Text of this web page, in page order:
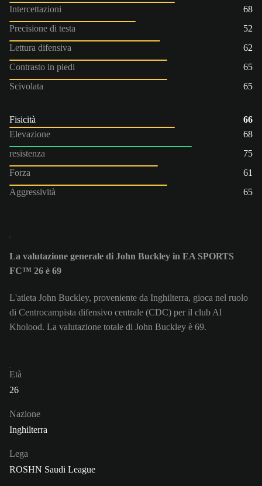
Intercettazioni
68
Precisione di testa
52
Lettura difensiva
62
Contrasto in piedi
65
Scivolata
65
Fisicità
66
Elevazione
68
resistenza
75
Forza
61
Aggressività
65
La valutazione generale di John Buckley in EA SPORTS
FC™ 26 è 69
L'atleta John Buckley, proveniente da Inghilterra, gioca nel ruolo
di Centrocampista difensivo centrale (CDC) per il club Al
Kholood. La valutazione totale di John Buckley è 69.
Età
26
Nazione
Inghilterra
Lega
ROSHN Saudi League